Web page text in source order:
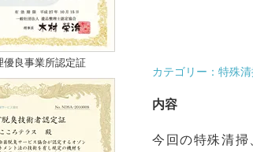
カテゴリー：特殊
内容
今回の特殊清掃
優良事業所認定証